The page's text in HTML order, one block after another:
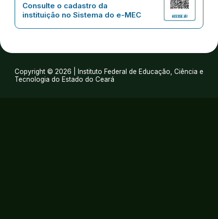
Consulte o cadastro da
instituição no Sistema do e-MEC
Copyright © 2026 | Instituto Federal de Educação, Ciência e
Tecnologia do Estado do Ceará